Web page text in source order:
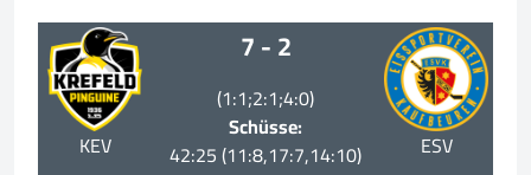
KEV
7 - 2
(1:1;2:1;4:0)
Schüsse:
42:25 (11:8,17:7,14:10)
ESV